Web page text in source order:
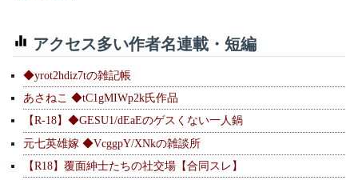
アクセス多い作者名連載・短編
◆yrot2hdiz7tの雑記帳
あさねこ ◆tC1gMIWp2k氏作品
【R-18】◆GESU1/dEaEのゲスくない一人鍋
元七英雄嫁 ◆VcggpY/XNkの雑談所
【R18】覆面紳士たちの社交場【合同スレ】